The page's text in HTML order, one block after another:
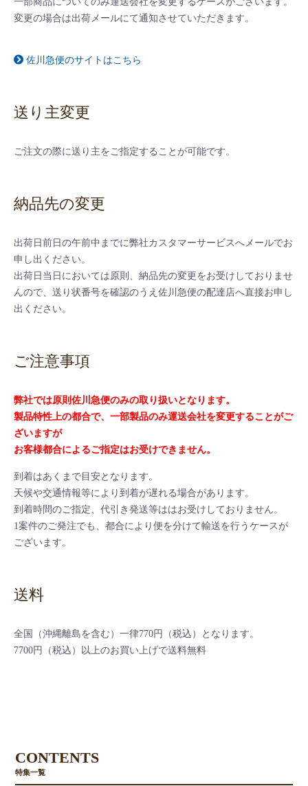
変更の場合は出荷メールにて通知させていただきます。
佐川急便のサイトはこちら
送り主変更
ご注文の際に送り主をご指定することが可能です。
納品先の変更
出荷日前日の午前中までに弊社カスタマーサービスへメールでお
申し出ください。
出荷日当日においては原則、納品先の変更をお受けしておりませ
んので、送り状番号を確認のうえ佐川急便の配達店へ直接お申し
出ください。
ご注意事項
弊社では原則佐川急便のみの取り扱いとなります。
製品特性上の都合で、一部製品のみ運送会社を変更することがご
ざいますが
お客様都合によるご指定はお受けできません。
到着はあくまで目安となります。
天候や交通情報等により到着が遅れる場合があります。
到着時間のご指定、代引き発送等ははお受けしておりません。
1案件のご発注でも、都合により便を分けて輸送を行うケースが
ございます。
送料
全国（沖縄離島を含む）一律770円（税込）となります。
7700円（税込）以上のお買い上げで送料無料
CONTENTS
特集一覧